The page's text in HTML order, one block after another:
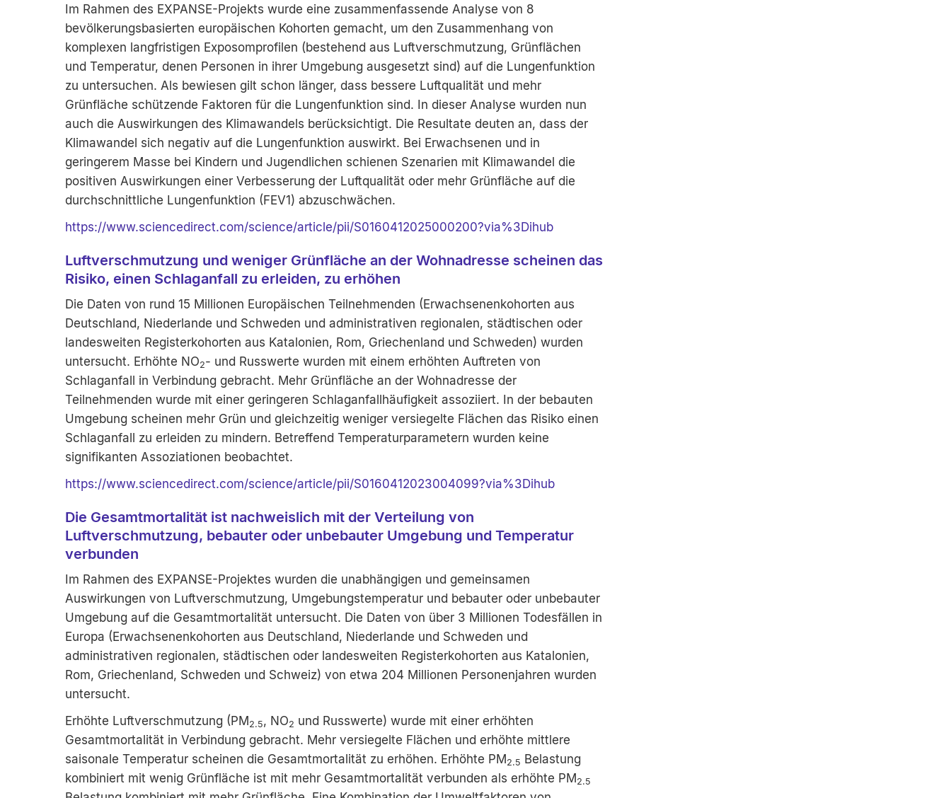
Im Rahmen des EXPANSE-Projekts wurde eine zusammenfassende Analyse von 8
bevölkerungsbasierten europäischen Kohorten gemacht, um den Zusammenhang von
komplexen langfristigen Exposomprofilen (bestehend aus Luftverschmutzung, Grünflächen
und Temperatur, denen Personen in ihrer Umgebung ausgesetzt sind) auf die Lungenfunktion
zu untersuchen. Als bewiesen gilt schon länger, dass bessere Luftqualität und mehr
Grünfläche schützende Faktoren für die Lungenfunktion sind. In dieser Analyse wurden nun
auch die Auswirkungen des Klimawandels berücksichtigt. Die Resultate deuten an, dass der
Klimawandel sich negativ auf die Lungenfunktion auswirkt. Bei Erwachsenen und in
geringerem Masse bei Kindern und Jugendlichen schienen Szenarien mit Klimawandel die
positiven Auswirkungen einer Verbesserung der Luftqualität oder mehr Grünfläche auf die
durchschnittliche Lungenfunktion (FEV1) abzuschwächen.
https://www.sciencedirect.com/science/article/pii/S0160412025000200?via%3Dihub
Luftverschmutzung und weniger Grünfläche an der Wohnadresse scheinen das
Risiko, einen Schlaganfall zu erleiden, zu erhöhen
Die Daten von rund 15 Millionen Europäischen Teilnehmenden (Erwachsenenkohorten aus
Deutschland, Niederlande und Schweden und administrativen regionalen, städtischen oder
landesweiten Registerkohorten aus Katalonien, Rom, Griechenland und Schweden) wurden
untersucht. Erhöhte NO2- und Russwerte wurden mit einem erhöhten Auftreten von
Schlaganfall in Verbindung gebracht. Mehr Grünfläche an der Wohnadresse der
Teilnehmenden wurde mit einer geringeren Schlaganfallhäufigkeit assoziiert. In der bebauten
Umgebung scheinen mehr Grün und gleichzeitig weniger versiegelte Flächen das Risiko einen
Schlaganfall zu erleiden zu mindern. Betreffend Temperaturparametern wurden keine
signifikanten Assoziationen beobachtet.
https://www.sciencedirect.com/science/article/pii/S0160412023004099?via%3Dihub
Die Gesamtmortalität ist nachweislich mit der Verteilung von
Luftverschmutzung, bebauter oder unbebauter Umgebung und Temperatur
verbunden
Im Rahmen des EXPANSE-Projektes wurden die unabhängigen und gemeinsamen
Auswirkungen von Luftverschmutzung, Umgebungstemperatur und bebauter oder unbebauter
Umgebung auf die Gesamtmortalität untersucht. Die Daten von über 3 Millionen Todesfällen in
Europa (Erwachsenenkohorten aus Deutschland, Niederlande und Schweden und
administrativen regionalen, städtischen oder landesweiten Registerkohorten aus Katalonien,
Rom, Griechenland, Schweden und Schweiz) von etwa 204 Millionen Personenjahren wurden
untersucht.
Erhöhte Luftverschmutzung (PM2.5, NO2 und Russwerte) wurde mit einer erhöhten
Gesamtmortalität in Verbindung gebracht. Mehr versiegelte Flächen und erhöhte mittlere
saisonale Temperatur scheinen die Gesamtmortalität zu erhöhen. Erhöhte PM2.5 Belastung
kombiniert mit wenig Grünfläche ist mit mehr Gesamtmortalität verbunden als erhöhte PM2.5